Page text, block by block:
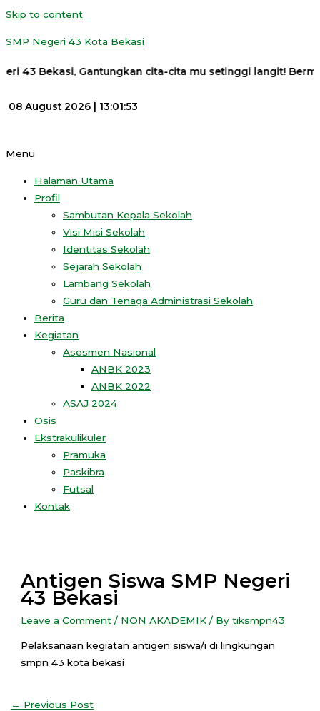
Skip to content
SMP Negeri 43 Kota Bekasi
43 Bekasi, Gantungkan cita-cita mu setinggi langit!
08 August 2026 | 13:01:53
Menu
Halaman Utama
Profil
Sambutan Kepala Sekolah
Visi Misi Sekolah
Identitas Sekolah
Sejarah Sekolah
Lambang Sekolah
Guru dan Tenaga Administrasi Sekolah
Berita
Kegiatan
Asesmen Nasional
ANBK 2023
ANBK 2022
ASAJ 2024
Osis
Ekstrakulikuler
Pramuka
Paskibra
Futsal
Kontak
Antigen Siswa SMP Negeri
43 Bekasi
Leave a Comment / NON AKADEMIK / Bytiksmpn43
Pelaksanaan kegiatan antigen siswa/i di lingkungan
smpn 43 kota bekasi
← Previous Post